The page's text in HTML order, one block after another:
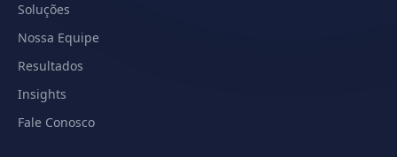
Soluções
Nossa Equipe
Resultados
Insights
Fale Conosco